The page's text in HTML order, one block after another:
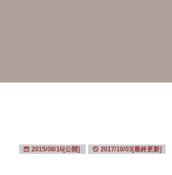
2015/08/16[公開] 2017/10/03[最終更新]